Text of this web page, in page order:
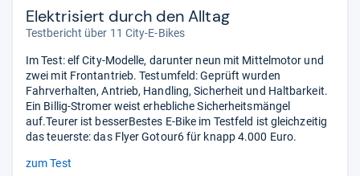
Elektrisiert durch den Alltag
Testbericht über 11 City-E-Bikes
Im Test: elf City-Modelle, darunter neun mit Mittelmotor und
zwei mit Frontantrieb. Testumfeld: Geprüft wurden
Fahrverhalten, Antrieb, Handling, Sicherheit und Haltbarkeit.
Ein Billig-Stromer weist erhebliche Sicherheitsmängel
auf.Teurer ist besserBestes E-Bike im Testfeld ist gleichzeitig
das teuerste: das Flyer Gotour6 für knapp 4.000 Euro.
zum Test